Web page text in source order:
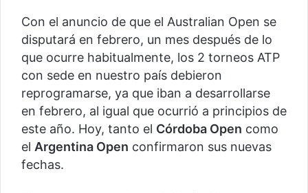
Con el anuncio de que el Australian Open se
disputará en febrero, un mes después de lo
que ocurre habitualmente, los 2 torneos ATP
con sede en nuestro país debieron
reprogramarse, ya que iban a desarrollarse
en febrero, al igual que ocurrió a principios de
este año. Hoy, tanto el Córdoba Open como
el Argentina Open confirmaron sus nuevas
fechas.